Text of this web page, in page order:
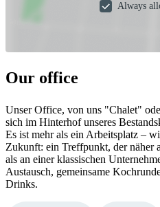
Always
Our office
Unser Office, von uns "Chalet"
sich im Hinterhof unseres
Es ist mehr als ein Arbeitsplatz –
Zukunft: ein Treffpunkt, der näher
als an einer klassischen
Austausch, gemeinsame
Drinks.